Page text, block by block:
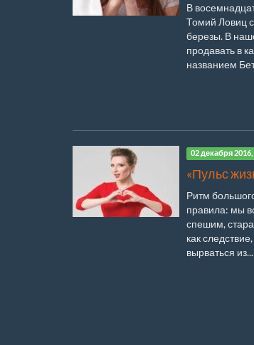
В
Томий Ловиц
березы. В
продавать в
названием
02 декабря 2016,
«Пульс
Ритм
правила: мы
спешим,
как
вырваться из...